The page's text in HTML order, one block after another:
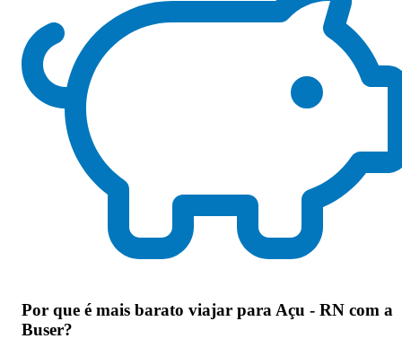
Por que é mais barato viajar para Açu - RN com a
Buser?